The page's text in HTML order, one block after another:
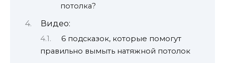
потолка?
Видео:
6 подсказок, которые помогут
правильно вымыть натяжной потолок